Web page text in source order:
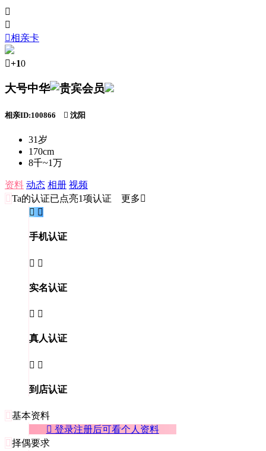


相亲卡
+10
大号中华
相亲ID:100866  沈阳
31岁
170cm
8千~1万
资料 动态 相册 视频
 Ta的认证已点亮1项认证 更多
 
手机认证
 
实名认证
 
真人认证
 
到店认证
 基本资料
 登录注册后可看个人资料
 择偶要求